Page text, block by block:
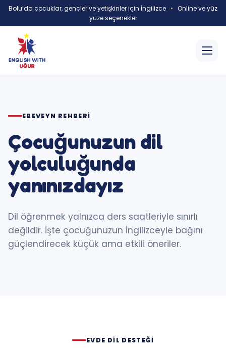
Bolu’da çocuklar, gençler ve yetişkinler için İngilizce • Online ve yüz
yüze seçenekler
EBEVEYN REHBERI
Çocuğunuzun dil
yolculuğunda
yanınızdayız
Dil öğrenmek yalnızca ders saatleriyle sınırlı
değildir. İşte çocuğunuzun İngilizceyle bağını
güçlendirecek küçük ama etkili öneriler.
EVDE DIL DESTEĞI